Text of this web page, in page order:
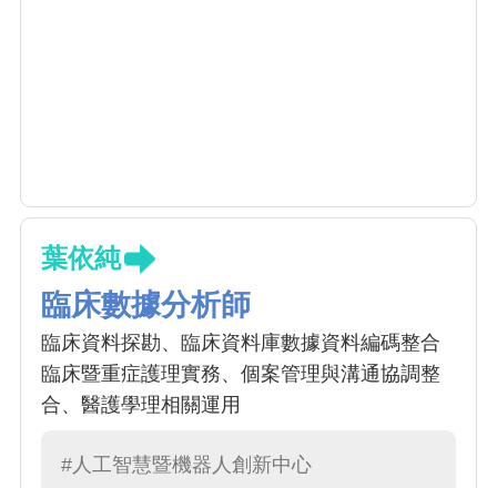
葉依純
臨床數據分析師
臨床資料探勘、臨床資料庫數據資料編碼整合
臨床暨重症護理實務、個案管理與溝通協調整
合、醫護學理相關運用
#人工智慧暨機器人創新中心